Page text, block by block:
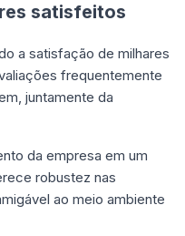
satisfeitos
a satisfação de milhares
frequentemente
juntamente da
da empresa em um
robustez nas
ao meio ambiente